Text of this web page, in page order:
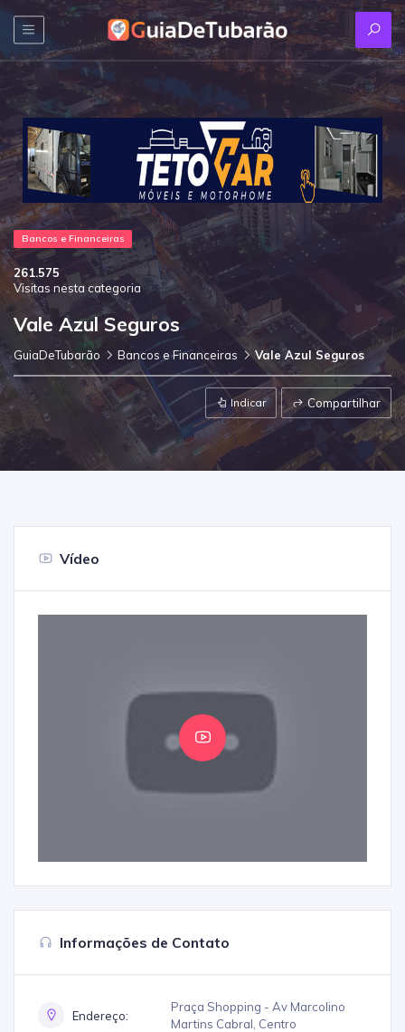
Bancos e Financeiras
261.575
Visitas nesta categoria
Vale Azul Seguros
GuiaDeTubarão Bancos e Financeiras Vale Azul Seguros
Indicar Compartilhar
Vídeo
Informações de Contato
Endereço:
Praça Shopping - Av Marcolino
Martins Cabral, Centro